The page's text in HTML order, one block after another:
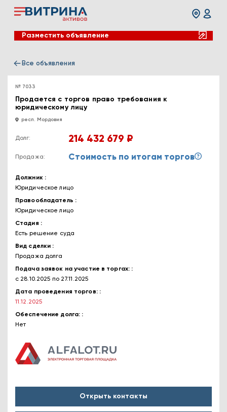
Разместить объявление
Все объявления
№ 7033
Продается с торгов право требования к
юридическому лицу
респ. Мордовия
Долг: 214 432 679 ₽
Продажа: Стоимость по итогам торгов
Должник
Юридическое лицо
Правообладатель
Юридическое лицо
Стадия
Есть решение суда
Вид сделки
Продажа долга
Подача заявок на участие в торгах:
с 28.10.2025 по 27.11.2025
Дата проведения торгов:
11.12.2025
Обеспечение долга:
Нет
Открыть контакты